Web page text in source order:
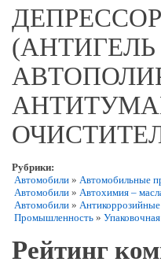
(АНТИГЕЛЬ
Рубрики:
Автомобили » Автомобильные
Автомобили » Автохимия –
Автомобили »
Промышленность »
Рейтинг